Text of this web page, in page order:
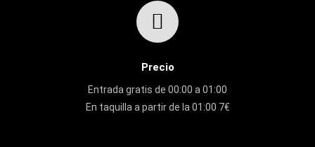
Precio
Entrada gratis de 00:00 a 01:00
En taquilla a partir de la 01:00 7€